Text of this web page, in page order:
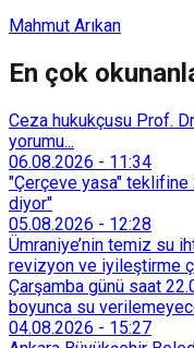
Mahmut Arıkan
En çok
Ceza hukukçusu Prof.
yorumu...
06.08.2026 - 11:34
"Çerçeve yasa" teklifine
diyor"
05.08.2026 - 12:28
Ümraniye’nin temiz su
revizyon ve iyileştirme
Çarşamba günü saat
boyunca su
04.08.2026 - 15:27